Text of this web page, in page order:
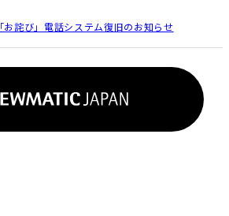
「お詫び」電話システム復旧のお知らせ